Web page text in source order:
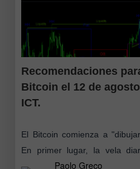
Recomendaciones
Bitcoin el 12 de
ICT.
El Bitcoin comienza a
En primer lugar, la vela
"estrella fugaz". Esta
Paolo Greco